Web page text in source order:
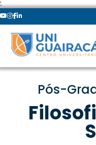
';
Pós-